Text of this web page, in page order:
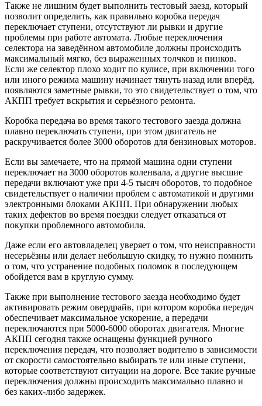
Также не лишним будет выполнить тестовый заезд, который
позволит определить, как правильно коробка передач
переключает ступени, отсутствуют ли рывки и другие
проблемы при работе автомата. Любые переключения
селектора на заведённом автомобиле должны происходить
максимальный мягко, без выраженных толчков и пинков.
Если же селектор плохо ходит по кулисе, при включении того
или иного режима машину начинает тянуть назад или вперёд,
появляются заметные рывки, то это свидетельствует о том, что
АКПП требует вскрытия и серьёзного ремонта.
Коробка передача во время такого тестового заезда должна
плавно переключать ступени, при этом двигатель не
раскручивается более 3000 оборотов для бензиновых моторов.
Если вы замечаете, что на прямой машина одни ступени
переключает на 3000 оборотов коленвала, а другие высшие
передачи включают уже при 4-5 тысяч оборотов, то подобное
свидетельствует о наличии проблем с автоматикой и другими
электронными блоками АКПП. При обнаружении любых
таких дефектов во время поездки следует отказаться от
покупки проблемного автомобиля.
Даже если его автовладелец уверяет о том, что неисправности
несерьёзны или делает небольшую скидку, то нужно помнить
о том, что устранение подобных поломок в последующем
обойдется вам в круглую сумму.
Также при выполнение тестового заезда необходимо будет
активировать режим овердрайв, при котором коробка передач
обеспечивает максимальное ускорение, а передачи
переключаются при 5000-6000 оборотах двигателя. Многие
АКПП сегодня также оснащены функцией ручного
переключения передач, что позволяет водителю в зависимости
от скорости самостоятельно выбирать те или иные ступени,
которые соответствуют ситуации на дороге. Все такие ручные
переключения должны происходить максимально плавно и
без каких-либо задержек.